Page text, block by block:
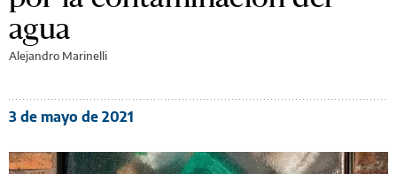
agua
Alejandro Marinelli
3 de mayo de 2021